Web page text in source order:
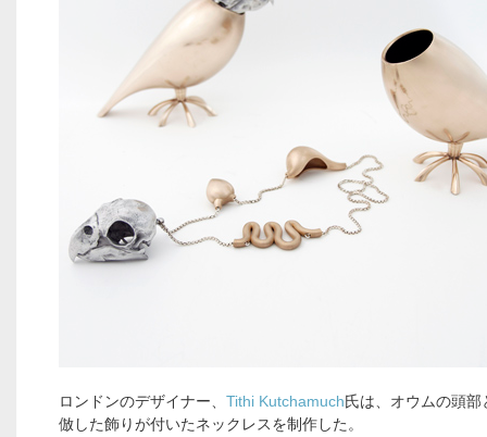
ロンドンのデザイナー、 Tithi Kutchamuch氏は、オウムの頭部
倣した飾りが付いたネックレスを制作した。